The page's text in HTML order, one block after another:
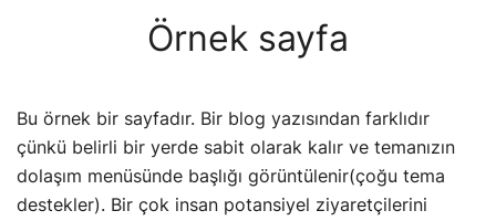
Örnek sayfa
Bu örnek bir sayfadır. Bir blog yazısından farklıdır
çünkü belirli bir yerde sabit olarak kalır ve temanızın
dolaşım menüsünde başlığı görüntülenir(çoğu tema
destekler). Bir çok insan potansiyel ziyaretçilerini